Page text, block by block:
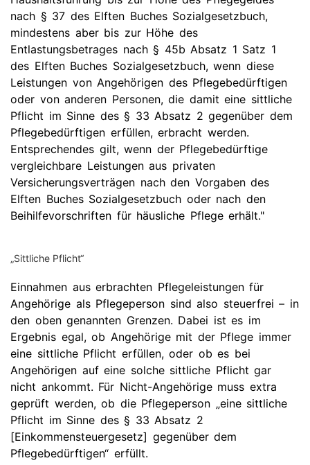
nach § 37 des Elften Buches Sozialgesetzbuch,
mindestens aber bis zur Höhe des
Entlastungsbetrages nach § 45b Absatz 1 Satz 1
des Elften Buches Sozialgesetzbuch, wenn diese
Leistungen von Angehörigen des Pflegebedürftigen
oder von anderen Personen, die damit eine sittliche
Pflicht im Sinne des § 33 Absatz 2 gegenüber dem
Pflegebedürftigen erfüllen, erbracht werden.
Entsprechendes gilt, wenn der Pflegebedürftige
vergleichbare Leistungen aus privaten
Versicherungsverträgen nach den Vorgaben des
Elften Buches Sozialgesetzbuch oder nach den
Beihilfevorschriften für häusliche Pflege erhält."
„Sittliche Pflicht“
Einnahmen aus erbrachten Pflegeleistungen für
Angehörige als Pflegeperson sind also steuerfrei – in
den oben genannten Grenzen. Dabei ist es im
Ergebnis egal, ob Angehörige mit der Pflege immer
eine sittliche Pflicht erfüllen, oder ob es bei
Angehörigen auf eine solche sittliche Pflicht gar
nicht ankommt. Für Nicht-Angehörige muss extra
geprüft werden, ob die Pflegeperson „eine sittliche
Pflicht im Sinne des § 33 Absatz 2
[Einkommensteuergesetz] gegenüber dem
Pflegebedürftigen“ erfüllt.